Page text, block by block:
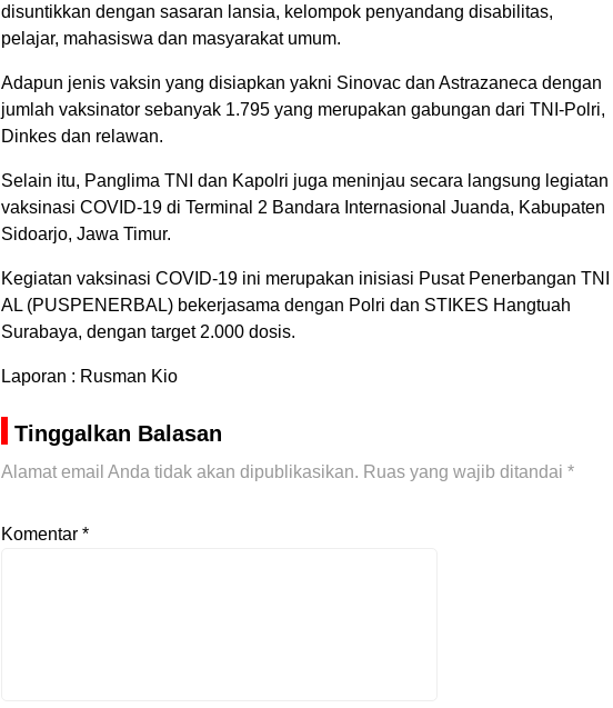
disuntikkan dengan sasaran lansia, kelompok penyandang disabilitas,
pelajar, mahasiswa dan masyarakat umum.
Adapun jenis vaksin yang disiapkan yakni Sinovac dan Astrazaneca dengan
jumlah vaksinator sebanyak 1.795 yang merupakan gabungan dari TNI-Polri,
Dinkes dan relawan.
Selain itu, Panglima TNI dan Kapolri juga meninjau secara langsung legiatan
vaksinasi COVID-19 di Terminal 2 Bandara Internasional Juanda, Kabupaten
Sidoarjo, Jawa Timur.
Kegiatan vaksinasi COVID-19 ini merupakan inisiasi Pusat Penerbangan TNI
AL (PUSPENERBAL) bekerjasama dengan Polri dan STIKES Hangtuah
Surabaya, dengan target 2.000 dosis.
Laporan : Rusman Kio
Tinggalkan Balasan
Alamat email Anda tidak akan dipublikasikan. Ruas yang wajib ditandai *
Komentar *